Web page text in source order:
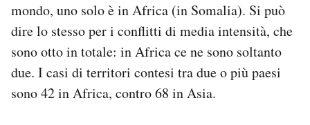
mondo, uno solo è in Africa (in Somalia). Si può
dire lo stesso per i conflitti di media intensità, che
sono otto in totale: in Africa ce ne sono soltanto
due. I casi di territori contesi tra due o più paesi
sono 42 in Africa, contro 68 in Asia.